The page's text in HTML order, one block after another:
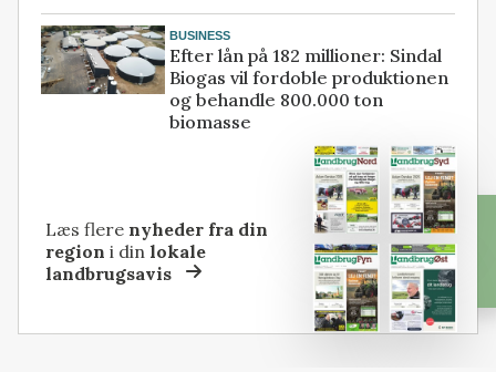
BUSINESS
Efter lån på 182 millioner: Sindal
Biogas vil fordoble produktionen
og behandle 800.000 ton
biomasse
Læs flere nyheder fra din
region i dinlokale
landbrugsavis